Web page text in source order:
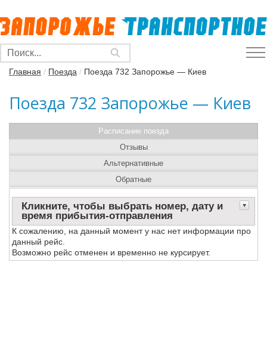
Главная / Поезда / Поезда 732 Запорожье — Киев
Поезда 732 Запорожье — Киев
Расписание поезда
Кликните, чтобы выбрать номер, дату и
время прибытия-отправления
К сожалению, на данный момент у нас нет информации про
данный рейс.
Возможно рейс отменен и временно не курсирует.
Отзывы
Альтернативные
Обратные